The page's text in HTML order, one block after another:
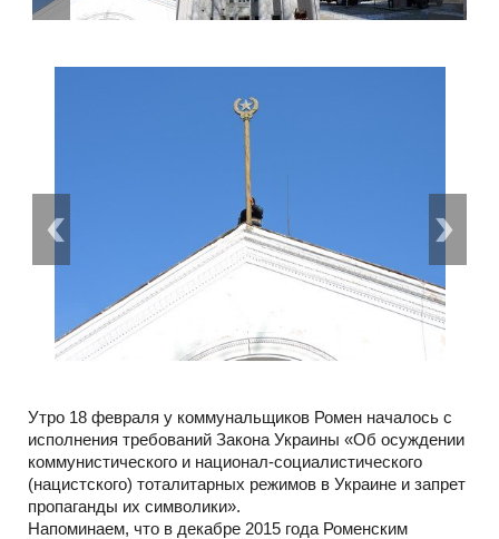
Утро 18 февраля у коммунальщиков Ромен началось с
исполнения требований Закона Украины «Об осуждении
коммунистического и национал-социалистического
(нацистского) тоталитарных режимов в Украине и запрет
пропаганды их символики».
Напоминаем, что в декабре 2015 года Роменским